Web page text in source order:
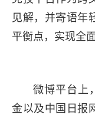
见解，并寄语年
平衡点，实现全
微博平台上
金以及中国日报